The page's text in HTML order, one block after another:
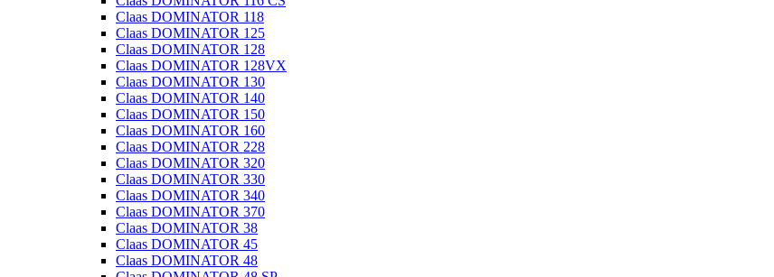
Claas DOMINATOR 118
Claas DOMINATOR 125
Claas DOMINATOR 128
Claas DOMINATOR 128VX
Claas DOMINATOR 130
Claas DOMINATOR 140
Claas DOMINATOR 150
Claas DOMINATOR 160
Claas DOMINATOR 228
Claas DOMINATOR 320
Claas DOMINATOR 330
Claas DOMINATOR 340
Claas DOMINATOR 370
Claas DOMINATOR 38
Claas DOMINATOR 45
Claas DOMINATOR 48